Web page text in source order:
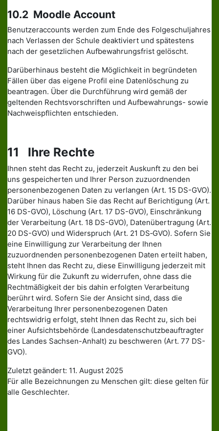
10.2 Moodle Account
Benutzeraccounts werden zum Ende des Folgeschuljahres
nach Verlassen der Schule deaktiviert und spätestens
nach der gesetzlichen Aufbewahrungsfrist gelöscht.
Darüberhinaus besteht die Möglichkeit in begründeten
Fällen über das eigene Profil eine Datenlöschung zu
beantragen. Über die Durchführung wird gemäß der
geltenden Rechtsvorschriften und Aufbewahrungs- sowie
Nachweispflichten entschieden.
11 Ihre Rechte
Ihnen steht das Recht zu, jederzeit Auskunft zu den bei
uns gespeicherten und Ihrer Person zuzuordnenden
personenbezogenen Daten zu verlangen (Art. 15 DS-GVO).
Darüber hinaus haben Sie das Recht auf Berichtigung (Art.
16 DS-GVO), Löschung (Art. 17 DS-GVO), Einschränkung
der Verarbeitung (Art. 18 DS-GVO), Datenübertragung (Art.
20 DS-GVO) und Widerspruch (Art. 21 DS‑GVO). Sofern Sie
eine Einwilligung zur Verarbeitung der Ihnen
zuzuordnenden personenbezogenen Daten erteilt haben,
steht Ihnen das Recht zu, diese Einwilligung jederzeit mit
Wirkung für die Zukunft zu widerrufen, ohne dass die
Rechtmäßigkeit der bis dahin erfolgten Verarbeitung
berührt wird. Sofern Sie der Ansicht sind, dass die
Verarbeitung Ihrer personenbezogenen Daten
rechtswidrig erfolgt, steht Ihnen das Recht zu, sich bei
einer Aufsichtsbehörde (Landesdatenschutzbeauftragter
des Landes Sachsen-Anhalt) zu beschweren (Art. 77 DS-
GVO).
Zuletzt geändert: 11. August 2025
Für alle Bezeichnungen zu Menschen gilt: diese gelten für
alle Geschlechter.